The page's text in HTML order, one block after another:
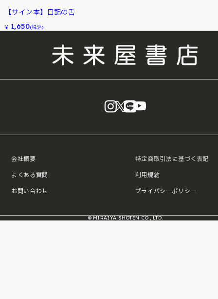
【サイン本】日記の舌
¥ 1,650(税込)
instagram
X LINE
会社概要
よくある質問
お問い合わせ
特定商取引法に基づく表記
利用規約
プライバシーポリシー
© MIRAIYA SHOTEN CO., LTD.